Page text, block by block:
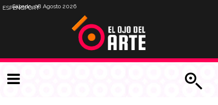
Sábado, 08 Agosto 2026
ESPENGPORT